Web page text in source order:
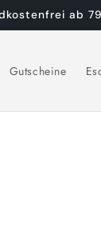
ab
Gutscheine